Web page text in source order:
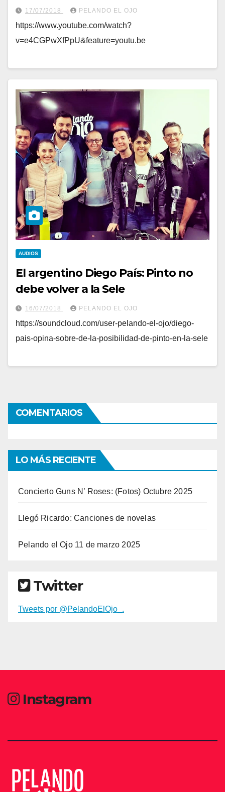
17/07/2018 PELANDO EL OJO
https://www.youtube.com/watch?
v=e4CGPwXfPpU&feature=youtu.be
AUDIOS
El argentino Diego País: Pinto no
debe volver a la Sele
16/07/2018 PELANDO EL OJO
https://soundcloud.com/user-pelando-el-ojo/diego-
pais-opina-sobre-de-la-posibilidad-de-pinto-en-la-sele
COMENTARIOS
LO MÁS RECIENTE
Concierto Guns N’ Roses: (Fotos) Octubre 2025
Llegó Ricardo: Canciones de novelas
Pelando el Ojo 11 de marzo 2025
Twitter
Tweets por @PelandoElOjo_.
Instagram